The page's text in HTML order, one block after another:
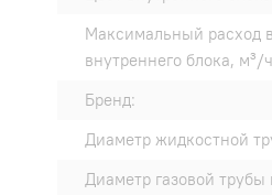
Максимальный расход
внутреннего блока, м³/
Бренд:
Диаметр жидкостной
Диаметр газовой